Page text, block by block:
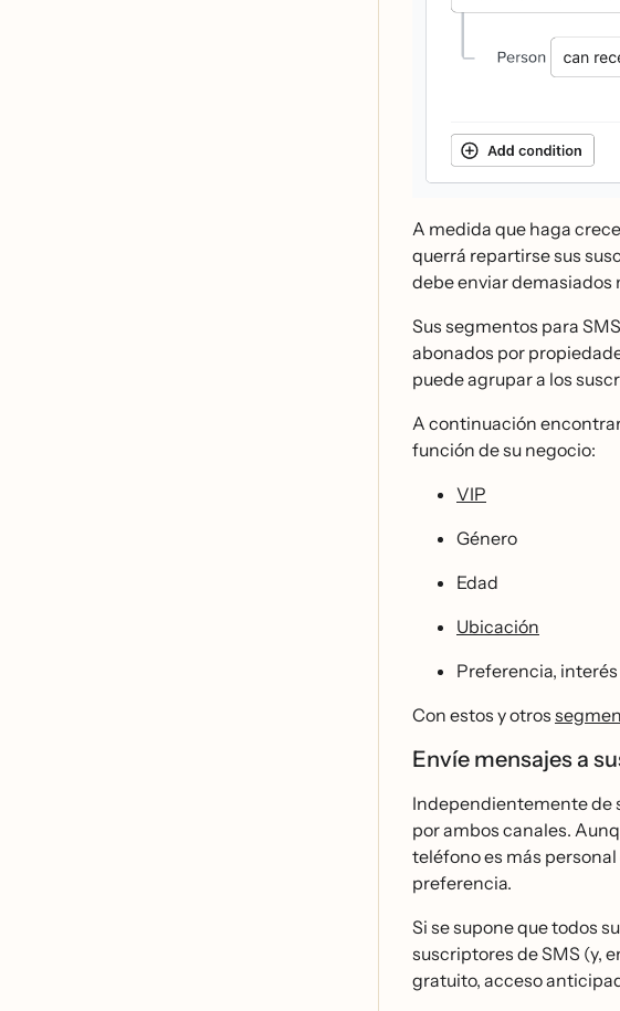
A medida que haga
querrá repartirse sus
debe enviar demasiados
Sus segmentos para
abonados por
puede agrupar a los
A continuación
función de su negocio:
VIP
Género
Edad
Ubicación
Preferencia,
Con estos y otros
Envíe mensajes a
Independientemente de
por ambos canales.
teléfono es más
preferencia.
Si se supone que todos
suscriptores de SMS (y,
gratuito, acceso